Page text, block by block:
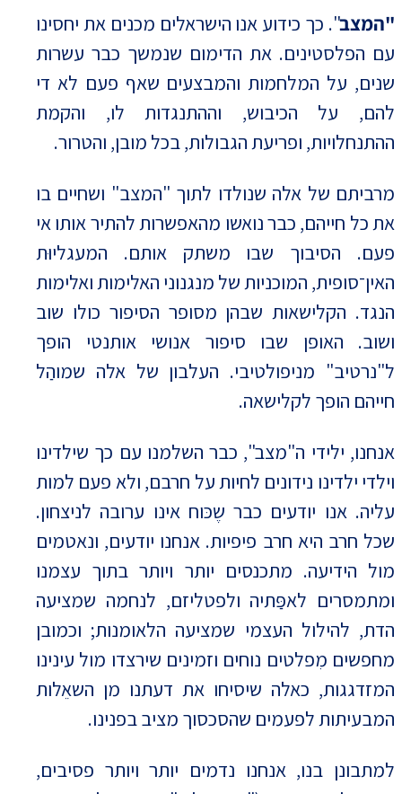
"המצב". כך כידוע אנו הישראלים מכנים את יחסינו
עם הפלסטינים. את הדימום שנמשך כבר עשרות
שנים, על המלחמות והמבצעים שאף פעם לא די
להם, על הכיבוש, וההתנגדות לו, והקמת
ההתנחלויות, ופריעת הגבולות, בכל מובן, והטרור.
מרביתם של אלה שנולדו לתוך "המצב" ושחיים בו
את כל חייהם, כבר נואשו מהאפשרות להתיר אותו אי
פעם. הסיבוך שבו משתק אותם. המעגליוּת
האין־סופית, המוכניות של מנגנוני האלימות ואלימות
הנגד. הקלישאות שבהן מסופר הסיפור כולו שוב
ושוב. האופן שבו סיפור אנושי אותנטי הופך
ל"נרטיב" מניפולטיבי. העלבון של אלה שמוהַל
חייהם הופך לקלישאה.
אנחנו, ילידי ה"מצב", כבר השלמנו עם כך שילדינו
וילדי ילדינו נידונים לחיות על חרבם, ולא פעם למות
עליה. אנו יודעים כבר שֶכּוח אינו ערובה לניצחון.
שכל חרב היא חרב פיפיות. אנחנו יודעים, ונאטמים
מול הידיעה. מתכנסים יותר ויותר בתוך עצמנו
ומתמסרים לאפַּתיה ולפטליזם, לנחמה שמציעה
הדת, להילול העצמי שמציעה הלאומנות; וכמובן
מחפשים מִפלטים נוחים וזמינים שירצדו מול עינינו
המזדגגות, כאלה שיסיחו את דעתנו מן השאֵלות
המבעיתות לפעמים שהסכסוך מציב בפנינו.
למתבונן בנו, אנחנו נדמים יותר ויותר פסיבים,